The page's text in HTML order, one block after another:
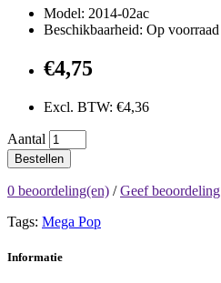
Model: 2014-02ac
Beschikbaarheid: Op voorraad
€4,75
Excl. BTW: €4,36
Aantal
Bestellen
0 beoordeling(en) /Geef beoordeling
Tags: Mega Pop
Informatie